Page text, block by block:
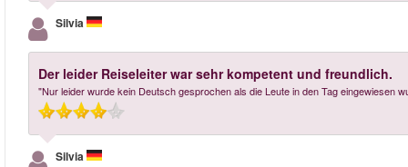
Silvia
Der leider Reiseleiter war sehr kompetent und freundlich.
"Nur leider wurde kein Deutsch gesprochen als die Leute in den Tag eingewiesen
Silvia